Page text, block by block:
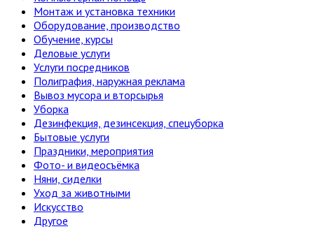
Монтаж и установка техники
Оборудование, производство
Обучение, курсы
Деловые услуги
Услуги посредников
Полиграфия, наружная реклама
Вывоз мусора и вторсырья
Уборка
Дезинфекция, дезинсекция, спецуборка
Бытовые услуги
Праздники, мероприятия
Фото- и видеосъёмка
Няни, сиделки
Уход за животными
Искусство
Другое